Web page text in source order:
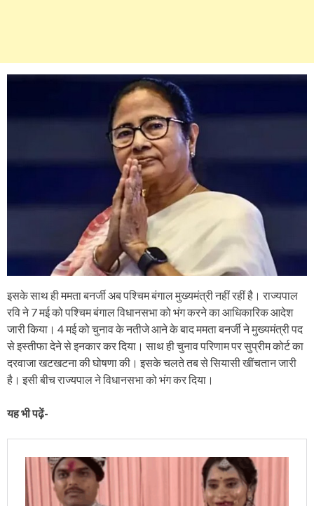
इसके साथ ही ममता बनर्जी अब पश्चिम बंगाल मुख्यमंत्री नहीं रहीं है। राज्यपाल
रवि ने 7 मई को पश्चिम बंगाल विधानसभा को भंग करने का आधिकारिक आदेश
जारी किया। 4 मई को चुनाव के नतीजे आने के बाद ममता बनर्जी ने मुख्यमंत्री पद
से इस्तीफा देने से इनकार कर दिया। साथ ही चुनाव परिणाम पर सुप्रीम कोर्ट का
दरवाजा खटखटना की घोषणा की। इसके चलते तब से सियासी खींचतान जारी
है। इसी बीच राज्यपाल ने विधानसभा को भंग कर दिया।
यह भी पढ़ें-